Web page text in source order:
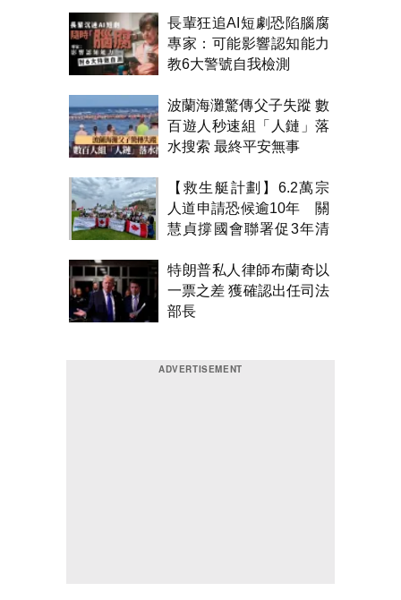
長輩狂追AI短劇恐陷腦腐
專家：可能影響認知能力
教6大警號自我檢測
波蘭海灘驚傳父子失蹤 數
百遊人秒速組「人鏈」落
水搜索 最終平安無事
【救生艇計劃】6.2萬宗
人道申請恐候逾10年 關
慧貞撐國會聯署促3年清
特朗普私人律師布蘭奇以
一票之差 獲確認出任司法
部長